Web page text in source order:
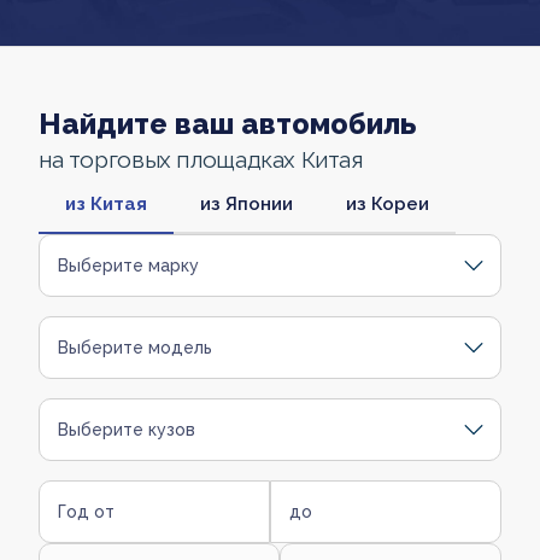
Найдите ваш автомобиль
на торговых площадках Китая
из Китая из Японии из Кореи
Выберите марку
Выберите модель
Выберите кузов
Год от до